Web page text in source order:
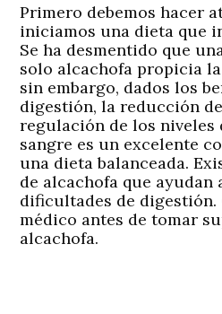
Primero debemos hacer
iniciamos una dieta que
Se ha desmentido que
solo alcachofa propicia
sin embargo, dados los
digestión, la reducción
regulación de los niveles
sangre es un excelente
una dieta balanceada.
de alcachofa que ayudan
dificultades de digestión.
médico antes de tomar
alcachofa.